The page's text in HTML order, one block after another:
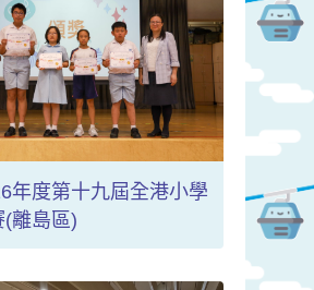
年度第十九屆全港小學
離島區)